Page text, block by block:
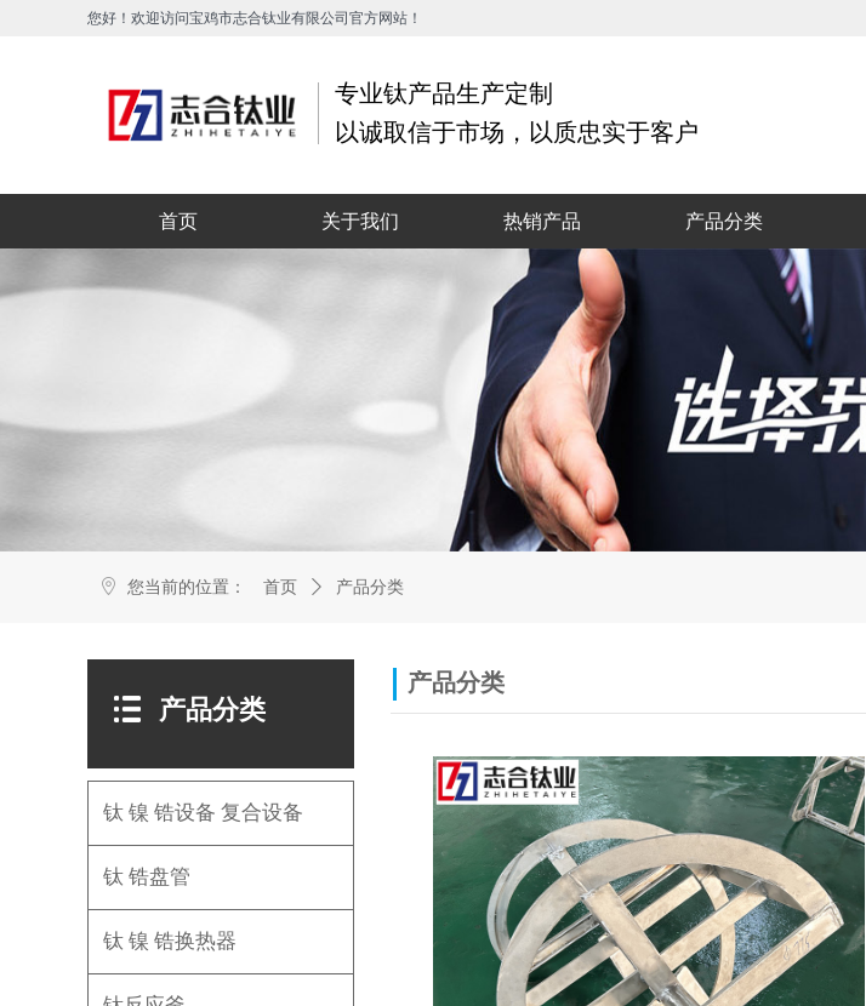
您好！欢迎访问宝鸡市志合钛业有限公司官方网站！
专业钛产品生产定制
以诚取信于市场，以质忠实于客户
首页 关于我们 热销产品 产品分类
产品分类
您当前的位置： 首页 ꄲ 产品分类
产品分类
钛 镍 锆设备 复合设备
钛 锆盘管
钛 镍 锆换热器